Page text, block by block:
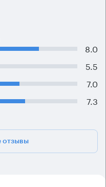
8.0
5.5
7.0
7.3
отзывы